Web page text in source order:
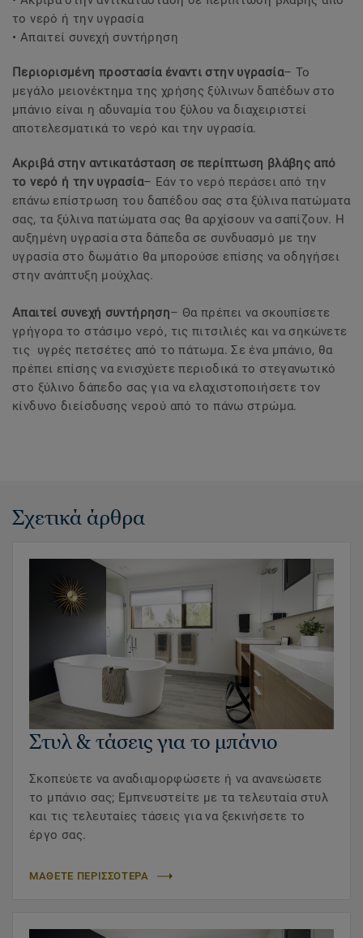
το νερό ή την υγρασία
• Απαιτεί συνεχή συντήρηση
Περιορισμένη προστασία έναντι στην υγρασία– Το
μεγάλο μειονέκτημα της χρήσης ξύλινων δαπέδων στο
μπάνιο είναι η αδυναμία του ξύλου να διαχειριστεί
αποτελεσματικά το νερό και την υγρασία.
Ακριβά στην αντικατάσταση σε περίπτωση βλάβης από
το νερό ή την υγρασία– Εάν το νερό περάσει από την
επάνω επίστρωση του δαπέδου σας στα ξύλινα πατώματα
σας, τα ξύλινα πατώματα σας θα αρχίσουν να σαπίζουν. Η
αυξημένη υγρασία στα δάπεδα σε συνδυασμό με την
υγρασία στο δωμάτιο θα μπορούσε επίσης να οδηγήσει
στην ανάπτυξη μούχλας.
Απαιτεί συνεχή συντήρηση– Θα πρέπει να σκουπίσετε
γρήγορα το στάσιμο νερό, τις πιτσιλιές και να σηκώνετε
τις υγρές πετσέτες από το πάτωμα. Σε ένα μπάνιο, θα
πρέπει επίσης να ενισχύετε περιοδικά το στεγανωτικό
στο ξύλινο δάπεδο σας για να ελαχιστοποιήσετε τον
κίνδυνο διείσδυσης νερού από το πάνω στρώμα.
Σχετικά άρθρα
Στυλ & τάσεις για το μπάνιο
Σκοπεύετε να αναδιαμορφώσετε ή να ανανεώσετε
το μπάνιο σας; Εμπνευστείτε με τα τελευταία στυλ
και τις τελευταίες τάσεις για να ξεκινήσετε το
έργο σας.
ΜΑΘΕΤΕ ΠΕΡΙΣΣΟΤΕΡΑ